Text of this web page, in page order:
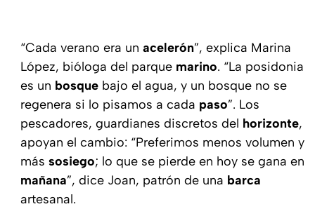
“Cada verano era un acelerón”, explica Marina
López, bióloga del parque marino. “La posidonia
es un bosque bajo el agua, y un bosque no se
regenera si lo pisamos a cada paso”. Los
pescadores, guardianes discretos del horizonte,
apoyan el cambio: “Preferimos menos volumen y
más sosiego; lo que se pierde en hoy se gana en
mañana”, dice Joan, patrón de una barca
artesanal.